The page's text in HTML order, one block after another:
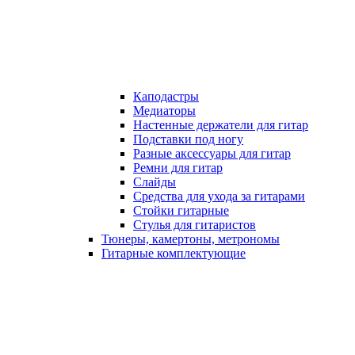
Каподастры
Медиаторы
Настенные держатели для гитар
Подставки под ногу
Разные аксессуары для гитар
Ремни для гитар
Слайды
Средства для ухода за гитарами
Стойки гитарные
Стулья для гитаристов
Тюнеры, камертоны, метрономы
Гитарные комплектующие